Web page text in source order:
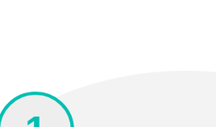
45.000,00 por farmácia